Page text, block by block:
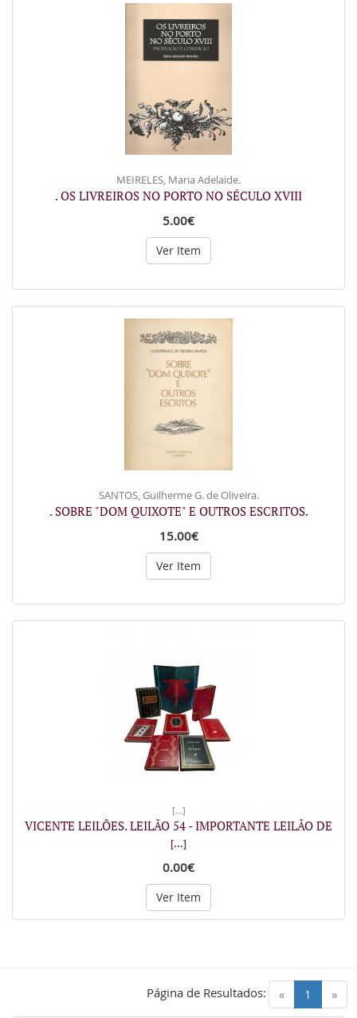
MEIRELES, Maria Adelaide.
. OS LIVREIROS NO PORTO NO SÉCULO XVIII
5.00€
Ver Item
SANTOS, Guilherme G. de Oliveira.
. SOBRE "DOM QUIXOTE" E OUTROS ESCRITOS.
15.00€
Ver Item
[...]
VICENTE LEILÕES. LEILÃO 54 - IMPORTANTE LEILÃO DE
[...]
0.00€
Ver Item
« 1 (current)
»
Página de Resultados: